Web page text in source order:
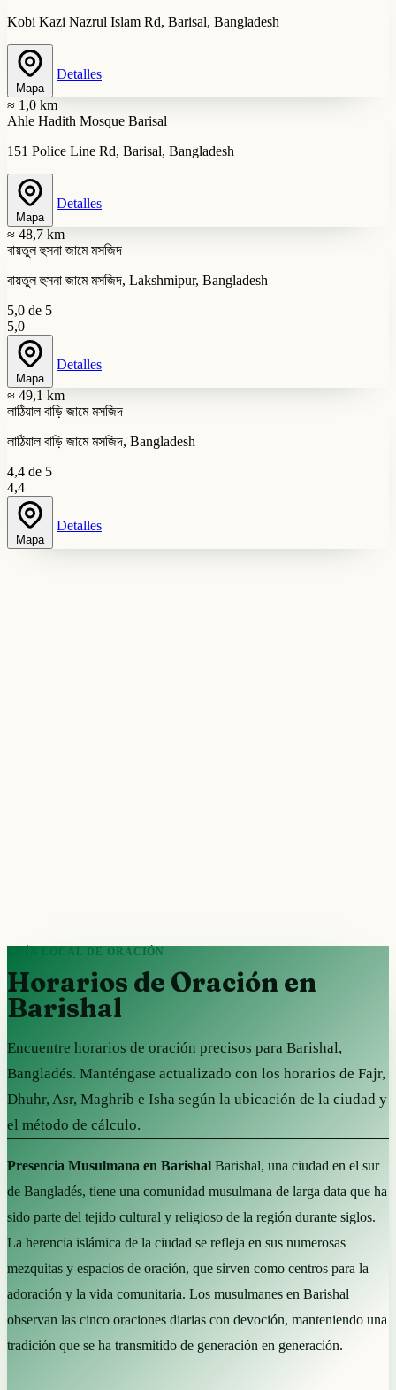
Kobi Kazi Nazrul Islam Rd, Barisal, Bangladesh
Mapa
Detalles
≈ 1,0 km
Ahle Hadith Mosque Barisal
151 Police Line Rd, Barisal, Bangladesh
Mapa
Detalles
≈ 48,7 km
বায়তুল হুসনা জামে মসজিদ
বায়তুল হুসনা জামে মসজিদ, Lakshmipur, Bangladesh
5,0 de 5
5,0
Mapa
Detalles
≈ 49,1 km
লাঠিয়াল বাড়ি জামে মসজিদ
লাঠিয়াল বাড়ি জামে মসজিদ, Bangladesh
4,4 de 5
4,4
Mapa
Detalles
GUÍA LOCAL DE ORACIÓN
Horarios de Oración en
Barishal
Encuentre horarios de oración precisos para Barishal,
Bangladés. Manténgase actualizado con los horarios de Fajr,
Dhuhr, Asr, Maghrib e Isha según la ubicación de la ciudad y
el método de cálculo.
Presencia Musulmana en Barishal Barishal, una ciudad en el sur
de Bangladés, tiene una comunidad musulmana de larga data que ha
sido parte del tejido cultural y religioso de la región durante siglos.
La herencia islámica de la ciudad se refleja en sus numerosas
mezquitas y espacios de oración, que sirven como centros para la
adoración y la vida comunitaria. Los musulmanes en Barishal
observan las cinco oraciones diarias con devoción, manteniendo una
tradición que se ha transmitido de generación en generación.